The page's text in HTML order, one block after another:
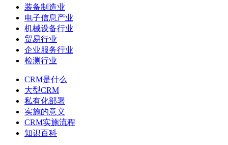
装备制造业
电子信息产业
机械设备行业
贸易行业
企业服务行业
检测行业
CRM是什么
大型CRM
私有化部署
实施的意义
CRM实施流程
知识百科